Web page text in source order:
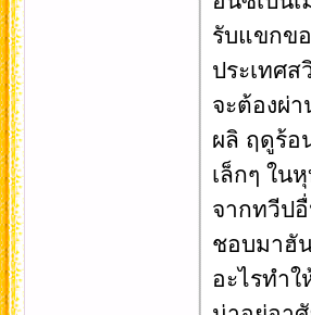
รับแขกข
ประเทศ
จะต้องผ่
ผลิ ฤดูร้อ
เล็กๆ ใน
จากทวีป
ชอบมาฮั
อะไรทำ